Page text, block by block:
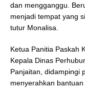
dan mengganggu.
menjadi tempat yang
tutur Monalisa.
Ketua Panitia Paskah
Kepala Dinas
Panjaitan, didampingi
menyerahkan